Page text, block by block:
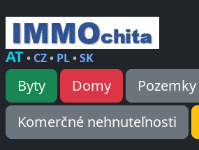
AT• CZ• PL•SK
Byty Domy
Pozemky
Komerčné nehnuteľnosti